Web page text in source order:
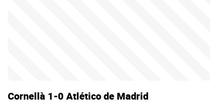
Cornellà 1-0 Atlético de Madrid